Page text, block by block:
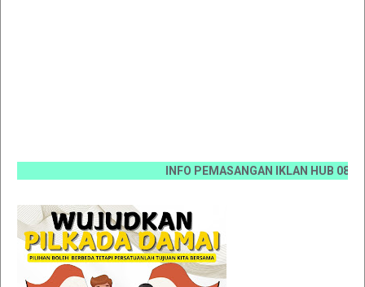
INFO PEMASANGAN IKLAN HUB 0812